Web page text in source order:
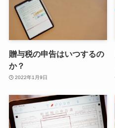
贈与税の申告はいつするの
か？
2022年1月9日